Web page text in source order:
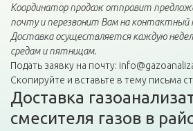
Координатор продаж отправит
почту и перезвонит Вам на контактный
Доставка осуществляется каждую
средам и пятницам.
Подать заявку на почту:
Скопируйте и вставьте в тему письма
Доставка
смесителя газов в